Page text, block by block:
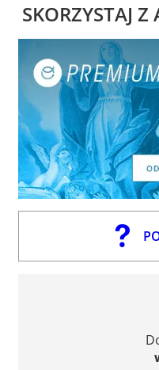
SKORZYSTAJ